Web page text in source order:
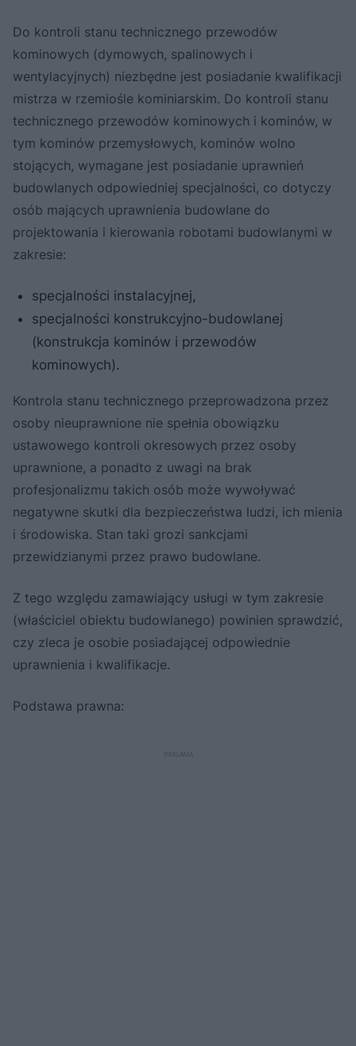
Do kontroli stanu technicznego przewodów
kominowych (dymowych, spalinowych i
wentylacyjnych) niezbędne jest posiadanie kwalifikacji
mistrza w rzemiośle kominiarskim. Do kontroli stanu
technicznego przewodów kominowych i kominów, w
tym kominów przemysłowych, kominów wolno
stojących, wymagane jest posiadanie uprawnień
budowlanych odpowiedniej specjalności, co dotyczy
osób mających uprawnienia budowlane do
projektowania i kierowania robotami budowlanymi w
zakresie:
specjalności instalacyjnej,
specjalności konstrukcyjno-budowlanej
(konstrukcja kominów i przewodów
kominowych).
Kontrola stanu technicznego przeprowadzona przez
osoby nieuprawnione nie spełnia obowiązku
ustawowego kontroli okresowych przez osoby
uprawnione, a ponadto z uwagi na brak
profesjonalizmu takich osób może wywoływać
negatywne skutki dla bezpieczeństwa ludzi, ich mienia
i środowiska. Stan taki grozi sankcjami
przewidzianymi przez prawo budowlane.
Z tego względu zamawiający usługi w tym zakresie
(właściciel obiektu budowlanego) powinien sprawdzić,
czy zleca je osobie posiadającej odpowiednie
uprawnienia i kwalifikacje.
Podstawa prawna: